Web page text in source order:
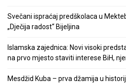
Svečani ispraćaj predškolaca u
„Dječija radost“ Bijeljina
Islamska zajednica: Novi visoki
na prvo mjesto staviti interese BiH,
Mesdžid Kuba – prva džamija u